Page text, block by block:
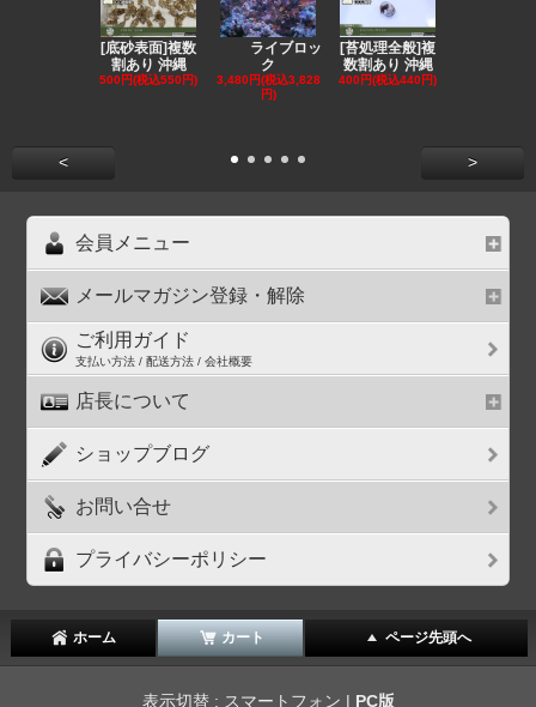
[底砂表面]複数
割あり 沖縄
500円(税込550円)
ライブロッ
ク
3,480円(税込3,828
円)
[苔処理全般]複
数割あり 沖縄
400円(税込440円)
< >
会員メニュー
メールマガジン登録・解除
ご利用ガイド
支払い方法 / 配送方法 / 会社概要
店長について
ショップブログ
お問い合せ
プライバシーポリシー
ホーム カート ページ先頭へ
表示切替 : スマートフォン | PC版